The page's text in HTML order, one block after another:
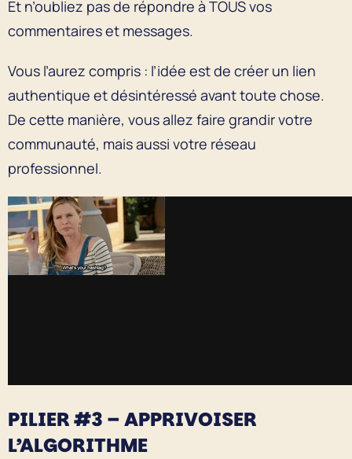
Et n’oubliez pas de répondre à TOUS vos
commentaires et messages.
Vous l’aurez compris : l’idée est de créer un lien
authentique et désintéressé avant toute chose.
De cette manière, vous allez faire grandir votre
communauté, mais aussi votre réseau
professionnel.
PILIER #3 – APPRIVOISER
L’ALGORITHME